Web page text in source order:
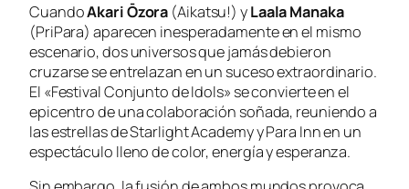
CuandoAkari Ōzora (Aikatsu!) yLaala Manaka
(PriPara) aparecen inesperadamente en el mismo
escenario, dos universos que jamás debieron
cruzarse se entrelazan en un suceso extraordinario.
El «Festival Conjunto de Idols» se convierte en el
epicentro de una colaboración soñada, reuniendo a
las estrellas deStarlight AcademyyPara Innen un
espectáculo lleno de color, energía y esperanza.